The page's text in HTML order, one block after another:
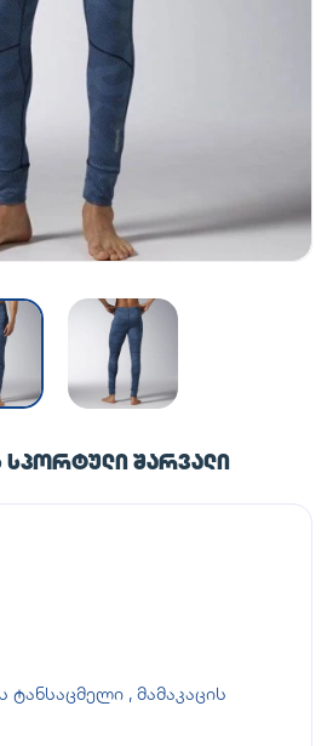
ᲡᲞᲝᲠᲢᲣᲚᲘ ᲨᲐᲠᲕᲐᲚᲘ
ტანსაცმელი , მამაკაცის